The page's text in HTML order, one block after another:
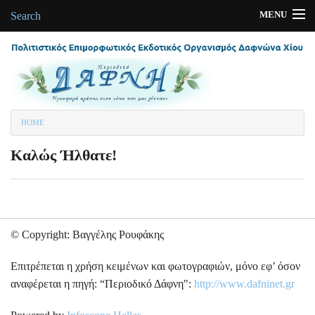
Search MENU
Αρχική
Περιοδικά-Εκδόσεις
Δαφνώνας
Ποιοι είμαστε
You are here
HOME
Καλώς Ήλθατε!
© Copyright: Βαγγέλης Ρουφάκης
Επιτρέπεται η χρήση κειμένων και φωτογραφιών, μόνο εφ’ όσον
αναφέρεται η πηγή: “Περιοδικό Δάφνη": http://www.dafninet.gr